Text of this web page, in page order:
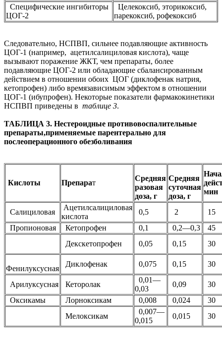
Специфические ингибиторы
ЦОГ-2
Целекоксиб, эторикоксиб,
парекоксиб, рофекоксиб
Следовательно, НСПВП, сильнее подавляющие активность
ЦОГ-1 (например, ацетилсалициловая кислота), чаще
вызывают поражение ЖКТ, чем препараты, более
подавляющие ЦОГ-2 или обладающие сбалансированным
действием в отношении обоих ЦОГ (диклофенак натрия,
кетопрофен) либо времязависимым эффектом в отношении
ЦОГ-1 (ибупрофен). Некоторые показатели фармакокинетики
НСПВП приведены в таблице 3.
ТАБЛИЦА 3. Нестероидные противовоспалительные
препараты,применяемые парентерально для
послеоперационного обезболивания
Кислоты Препарат
Средняя
разовая
доза, г
Средняя
суточная
доза, г
мин
Салициловая
Ацетилсалициловая
кислота
0,5 2
15
Пропионовая
Кетопрофен 0,1 0,2—0,3
45
Декскетопрофен
0,05 0,15 30
Фенилуксусная
Диклофенак 0,075 0,15 30
Арилуксусная Кеторолак
0,01—
0,03
0,09
30
Оксикамы
Лорноксикам 0,008 0,024
30
Мелоксикам
0,007—
0,015
0,015 30